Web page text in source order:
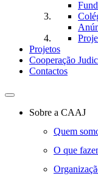
Projetos
Cooperação
Contactos
Toggle
navigationSobre a CAAJ
Quem
O que